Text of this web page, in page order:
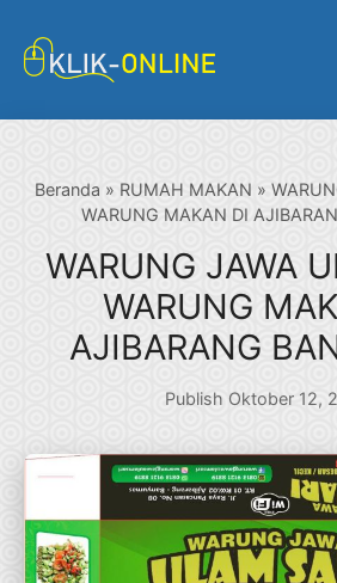
Beranda » RUMAH MAKAN »
WARUNG MAKAN DI
WARUNG JAWA
WARUNG
AJIBARANG
Publish Oktober 12,